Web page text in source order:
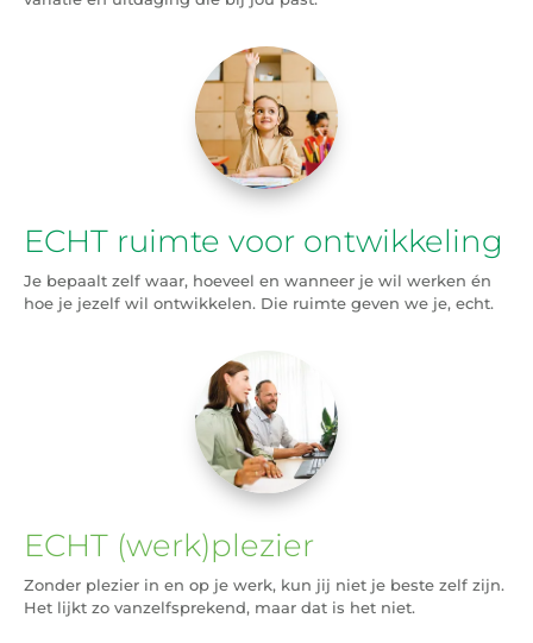
ECHT ruimte voor ontwikkeling
Je bepaalt zelf waar, hoeveel en wanneer je wil werken én
hoe je jezelf wil ontwikkelen. Die ruimte geven we je, echt.
ECHT (werk)plezier
Zonder plezier in en op je werk, kun jij niet je beste zelf zijn.
Het lijkt zo vanzelfsprekend, maar dat is het niet.